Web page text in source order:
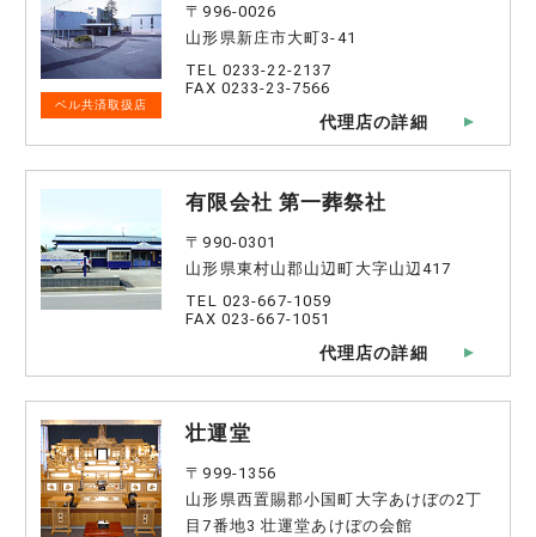
ベル共済取扱店
〒996-0026
山形県新庄市大町3-41
TEL 0233-22-2137
FAX 0233-23-7566
代理店の詳細
有限会社 第一葬祭社
〒990-0301
山形県東村山郡山辺町大字山辺417
TEL 023-667-1059
FAX 023-667-1051
代理店の詳細
壮運堂
〒999-1356
山形県西置賜郡小国町大字あけぼの2丁
目7番地3 壮運堂あけぼの会館